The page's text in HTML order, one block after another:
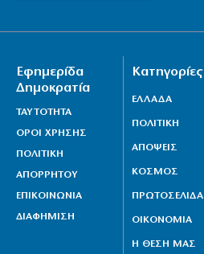
Εφημερίδα
Δημοκρατία
ΤΑΥΤΟΤΗΤΑ
ΟΡΟΙ ΧΡΗΣΗΣ
ΠΟΛΙΤΙΚΗ
ΑΠΟΡΡΗΤΟΥ
ΕΠΙΚΟΙΝΩΝΙΑ
ΔΙΑΦΗΜΙΣΗ
Κατηγορίες
ΕΛΛΑΔΑ
ΠΟΛΙΤΙΚΗ
ΑΠΟΨΕΙΣ
ΚΟΣΜΟΣ
ΠΡΩΤΟΣΕΛΙΔΑ
ΟΙΚΟΝΟΜΙΑ
Η ΘΕΣΗ ΜΑΣ